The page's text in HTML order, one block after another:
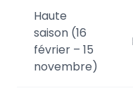
Haute
saison (16
février – 15
novembre)